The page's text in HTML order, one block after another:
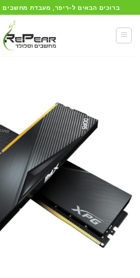
to
content
ברוכים הבאים ל-ריפר, מעבדת מחשבים